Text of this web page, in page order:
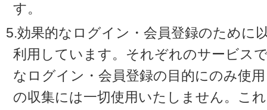
す。
5.効果的なログイン・会員登録のために
利用しています。それぞれのサービス
なログイン・会員登録の目的にのみ使
の収集には一切使用いたしません。こ